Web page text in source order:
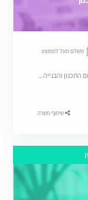
משלם מעל לממוצע
והבנייה...
שיתוף משרה